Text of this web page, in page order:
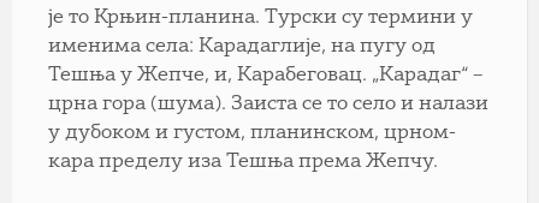
је то Крњин-планина. Турски су термини у
именима села: Карадаглије, на пугу од
Тешња у Жепче, и, Карабеговац. „Карадаг“ –
црна гора (шума). Заиста се то село и налази
у дубоком и густом, планинском, црном-
кара пределу иза Тешња према Жепчу.